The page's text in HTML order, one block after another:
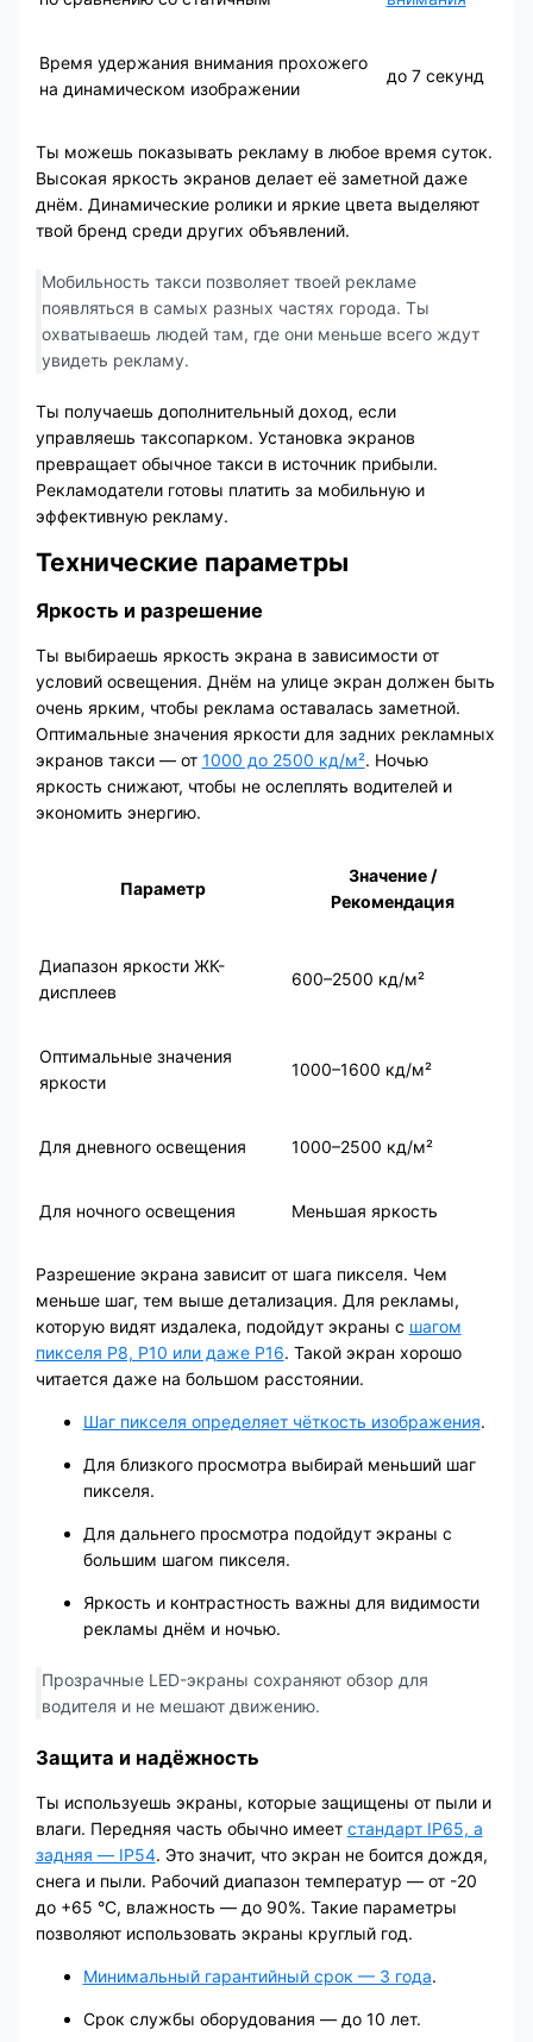
Время удержания внимания прохожего
на динамическом изображении
до 7 секунд
Ты можешь показывать рекламу в любое время суток.
Высокая яркость экранов делает её заметной даже
днём. Динамические ролики и яркие цвета выделяют
твой бренд среди других объявлений.
Мобильность такси позволяет твоей рекламе
появляться в самых разных частях города. Ты
охватываешь людей там, где они меньше всего ждут
увидеть рекламу.
Ты получаешь дополнительный доход, если
управляешь таксопарком. Установка экранов
превращает обычное такси в источник прибыли.
Рекламодатели готовы платить за мобильную и
эффективную рекламу.
Технические параметры
Яркость и разрешение
Ты выбираешь яркость экрана в зависимости от
условий освещения. Днём на улице экран должен быть
очень ярким, чтобы реклама оставалась заметной.
Оптимальные значения яркости для задних рекламных
экранов такси — от 1000 до 2500 кд/м². Ночью
яркость снижают, чтобы не ослеплять водителей и
экономить энергию.
Параметр
Значение /
Рекомендация
Диапазон яркости ЖК-
дисплеев
600–2500 кд/м²
Оптимальные значения
яркости
1000–1600 кд/м²
Для дневного освещения 1000–2500 кд/м²
Для ночного освещения Меньшая яркость
Разрешение экрана зависит от шага пикселя. Чем
меньше шаг, тем выше детализация. Для рекламы,
которую видят издалека, подойдут экраны с шагом
пикселя P8, P10 или даже P16. Такой экран хорошо
читается даже на большом расстоянии.
Шаг пикселя определяет чёткость изображения.
Для близкого просмотра выбирай меньший шаг
пикселя.
Для дальнего просмотра подойдут экраны с
большим шагом пикселя.
Яркость и контрастность важны для видимости
рекламы днём и ночью.
Прозрачные LED-экраны сохраняют обзор для
водителя и не мешают движению.
Защита и надёжность
Ты используешь экраны, которые защищены от пыли и
влаги. Передняя часть обычно имеет стандарт IP65, а
задняя — IP54. Это значит, что экран не боится дождя,
снега и пыли. Рабочий диапазон температур — от -20
до +65 °C, влажность — до 90%. Такие параметры
позволяют использовать экраны круглый год.
Минимальный гарантийный срок — 3 года.
Срок службы оборудования — до 10 лет.